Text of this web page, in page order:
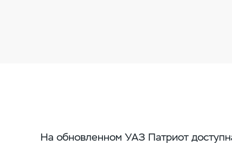
На обновленном УАЗ Патриот